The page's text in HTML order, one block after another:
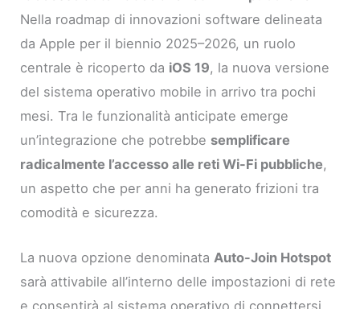
Nella roadmap di innovazioni software delineata
da Apple per il biennio 2025–2026, un ruolo
centrale è ricoperto da iOS 19, la nuova versione
del sistema operativo mobile in arrivo tra pochi
mesi. Tra le funzionalità anticipate emerge
un’integrazione che potrebbe semplificare
radicalmente l’accesso alle reti Wi-Fi pubbliche,
un aspetto che per anni ha generato frizioni tra
comodità e sicurezza.
La nuova opzione denominataAuto-Join Hotspot
sarà attivabile all’interno delle impostazioni di rete